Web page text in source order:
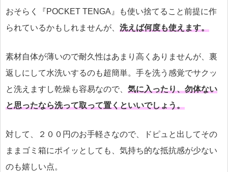
おそらく『POCKET TENGA』も使い捨てること前提に作
られているかもしれませんが、 洗えば何度も使えます。
素材自体が薄いので耐久性はあまり高くありませんが、裏
返しにして水洗いするのも超簡単。手を洗う感覚でサクッ
と洗えますし乾燥も容易なので、 気に入ったり、勿体ない
と思ったなら洗って取って置くといいでしょう。
対して、２００円のお手軽さなので、ドピュと出してその
ままゴミ箱にポイッとしても、気持ち的な抵抗感が少ない
のも嬉しい点。